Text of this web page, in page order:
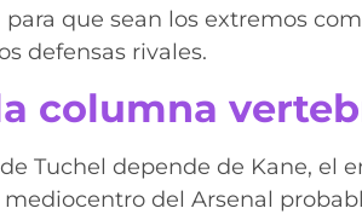
que sean los extremos
defensas rivales.
columna
Tuchel depende de Kane, el
mediocentro del Arsenal